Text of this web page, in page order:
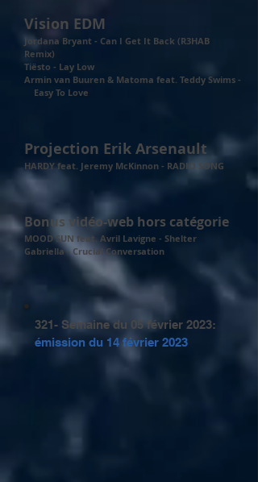
Vision EDM
Jordana Bryant - Can I Get It Back (R3HAB
Remix)
Tiësto - Lay Low
Armin van Buuren & Matoma feat. Teddy Swims -
Easy To Love
Projection Erik Arsenault
HARDY feat. Jeremy McKinnon - RADIO SONG
Bonus vidéo-web hors catégorie
MOOD SUN feat. Avril Lavigne - Shelter
Gabriella - Crucial Conversation
321- Semaine du 05 février 2023:
émission du 14 février 2023